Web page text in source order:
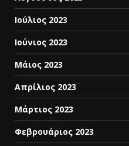
Ιούλιος 2023
Ιούνιος 2023
Μάιος 2023
Απρίλιος 2023
Μάρτιος 2023
Φεβρουάριος 2023